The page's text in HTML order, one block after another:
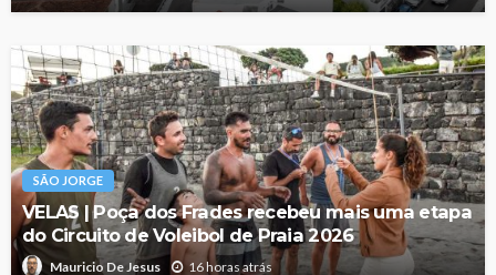
SÃO JORGE
VELAS | Poça dos Frades recebeu mais uma etapa
do Circuito de Voleibol de Praia 2026
Mauricio De Jesus 16 horas atrás